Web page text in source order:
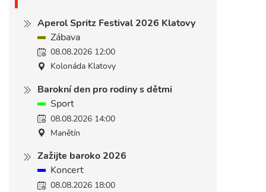
Aperol Spritz Festival 2026 Klatovy
Zábava
08.08.2026 12:00
Kolonáda Klatovy
Barokní den pro rodiny s dětmi
Sport
08.08.2026 14:00
Manětín
Zažijte baroko 2026
Koncert
08.08.2026 18:00